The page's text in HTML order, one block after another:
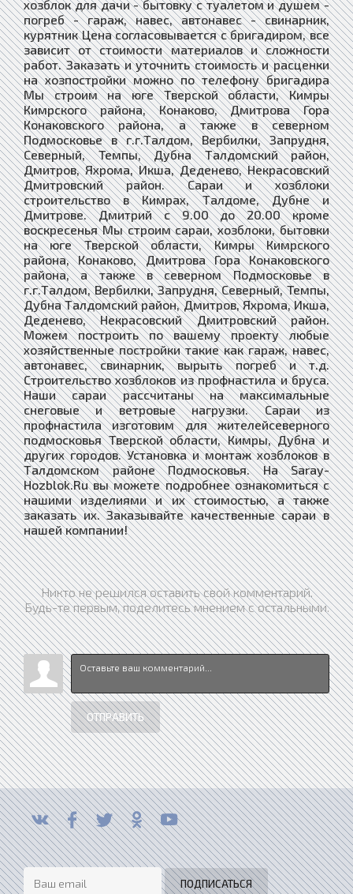
хозблок для дачи - бытовку с туалетом и душем -
погреб - гараж, навес, автонавес - свинарник,
курятник Цена согласовывается с бригадиром, все
зависит от стоимости материалов и сложности
работ. Заказать и уточнить стоимость и расценки
на хозпостройки можно по телефону бригадира
Мы строим на юге Тверской области, Кимры
Кимрского района, Конаково, Дмитрова Гора
Конаковского района, а также в северном
Подмосковье в г.г.Талдом, Вербилки, Запрудня,
Северный, Темпы, Дубна Талдомский район,
Дмитров, Яхрома, Икша, Деденево, Некрасовский
Дмитровский район. Сараи и хозблоки
строительство в Кимрах, Талдоме, Дубне и
Дмитрове. Дмитрий с 9.00 до 20.00 кроме
воскресенья Мы строим сараи, хозблоки, бытовки
на юге Тверской области, Кимры Кимрского
района, Конаково, Дмитрова Гора Конаковского
района, а также в северном Подмосковье в
г.г.Талдом, Вербилки, Запрудня, Северный, Темпы,
Дубна Талдомский район, Дмитров, Яхрома, Икша,
Деденево, Некрасовский Дмитровский район.
Можем построить по вашему проекту любые
хозяйственные постройки такие как гараж, навес,
автонавес, свинарник, вырыть погреб и т.д.
Строительство хозблоков из профнастила и бруса.
Наши сараи рассчитаны на максимальные
снеговые и ветровые нагрузки. Сараи из
профнастила изготовим для жителейсеверного
подмосковья Тверской области, Кимры, Дубна и
других городов. Установка и монтаж хозблоков в
Талдомском районе Подмосковья. На Saray-
Hozblok.Ru вы можете подробнее ознакомиться с
нашими изделиями и их стоимостью, а также
заказать их. Заказывайте качественные сараи в
нашей компании!
Никто не решился оставить свой комментарий.
Будь-те первым, поделитесь мнением с остальными.
ОТПРАВИТЬ